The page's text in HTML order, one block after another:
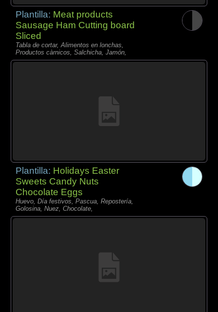
Plantilla: Meat products
Sausage Ham Cutting board
Sliced
Tabla de cortar, Alimentos en lonchas,
Productos càrnicos, Salchicha, Jamón,
Plantilla: Holidays Easter
Sweets Candy Nuts
Chocolate Eggs
Huevo, Día festivos, Pascua, Repostería,
Golosina, Nuez, Chocolate,